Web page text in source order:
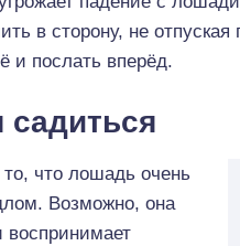
в сторону, не
и послать вперёд.
садиться
что лошадь очень
Возможно, она